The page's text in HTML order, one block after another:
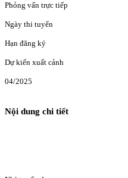
Phỏng vấn trực tiếp
Ngày thi tuyển
Hạn đăng ký
Dự kiến xuất cảnh
04/2025
Nội dung chi tiết